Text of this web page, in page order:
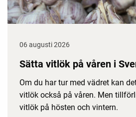
06 augusti 2026
Sätta vitlök på våren i
Om du har tur med vädret kan
vitlök också på våren. Men
vitlök på hösten och vintern.